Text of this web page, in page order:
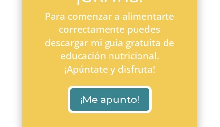
Para comenzar a alimentarte
correctamente puedes
descargar mi guía gratuita de
educación nutricional.
¡Apúntate y disfruta!
¡Me apunto!